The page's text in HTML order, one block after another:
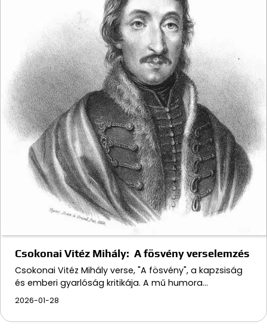
Csokonai Vitéz Mihály: A fösvény verselemzés
Csokonai Vitéz Mihály verse, "A fösvény", a kapzsiság
és emberi gyarlóság kritikája. A mű humora…
2026-01-28